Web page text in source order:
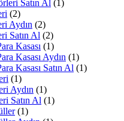
Satın Al (1)
(2)
Aydın (2)
Satın Al (2)
Kasası (1)
Kasası Aydın (1)
Kasası Satın Al (1)
(1)
Aydın (1)
Satın Al (1)
(1)